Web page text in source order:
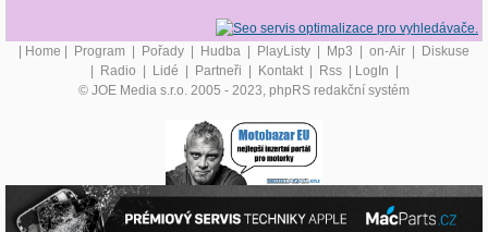
| Home | Program | Pořady | Hudba | PlayListy | Mp3 | on-Air | Diskuse
| Radio | Lidé | Partneři | Kontakt | Rss | LogIn |
© JOE Media s.r.o. 2005 - 2023, phpRS redakční systém